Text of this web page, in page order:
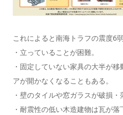
これによると南海トラフの震度6
・立っていることが困難。
・固定していない家具の大半が
アが開かなくなることもある。
・壁のタイルや窓ガラスが破損・
・耐震性の低い木造建物は瓦が